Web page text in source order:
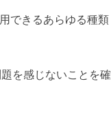
できるあらゆる種類
を感じないことを確